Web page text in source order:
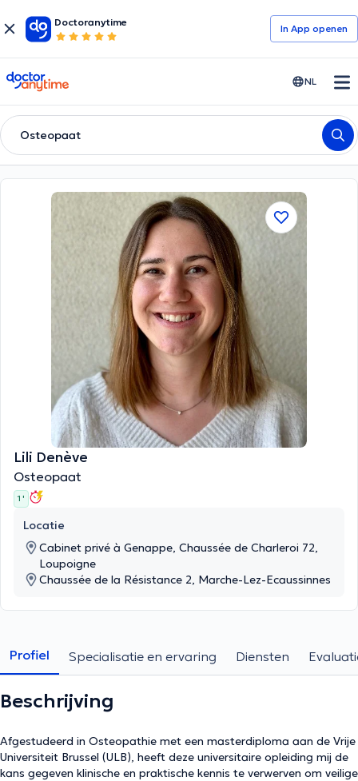
Doctoranytime
In App openen
doctoranytime NL
Osteopaat
Lili Denève
Osteopaat
1 '
Locatie
Cabinet privé à Genappe, Chaussée de Charleroi 72,
Loupoigne
Chaussée de la Résistance 2, Marche-Lez-Ecaussinnes
Profiel Specialisatie en ervaring Diensten
Beschrijving
Afgestudeerd in Osteopathie met een masterdiploma aan de Vrije
Universiteit Brussel (ULB), heeft deze universitaire opleiding mij de
kans gegeven klinische en praktische kennis te verwerven om veilige